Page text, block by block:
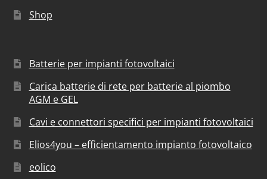
Shop
Batterie per impianti fotovoltaici
Carica batterie di rete per batterie al piombo
AGM e GEL
Cavi e connettori specifici per impianti fotovoltaici
Elios4you – efficientamento impianto fotovoltaico
eolico